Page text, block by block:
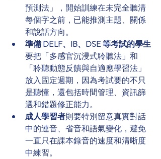
預測法」，開始訓練在未完全聽清
每個字之前，已能推測主題、關係
和說話方向。
準備 DELF、IB、DSE 等考試的學生
要把「多感官沉浸式聆聽法」和
「聆聽動態反饋與自適應學習法」
放入固定週期，因為考試要的不只
是聽懂，還包括時間管理、資訊篩
選和錯題修正能力。
成人學習者則要特別留意真實對話
中的連音、省音和語氣變化，避免
一直只在課本錄音的速度和清晰度
中練習。